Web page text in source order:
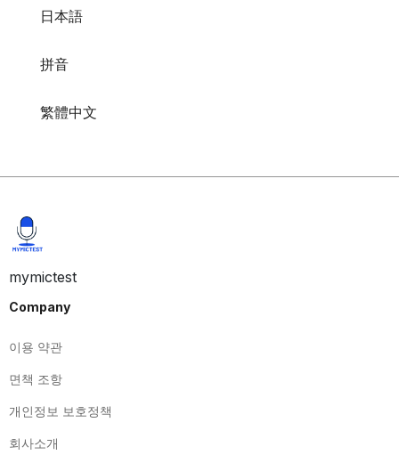
日本語
拼音
繁體中文
mymictest
Company
이용 약관
면책 조항
개인정보 보호정책
회사소개